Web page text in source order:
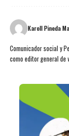
Karoll Pineda
Comunicador social y
como editor general de